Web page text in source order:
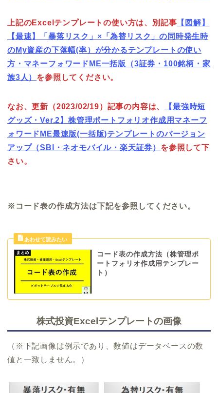
上記のExcelテンプレートの使い方は、別記事 【図解】
【最速】「暴落リスク」×「為替リスク」の同時発生時
のMy資産の下落幅(率）が分かるテンプレートの使い
方・マネーフォワードME一括版（3証券・100銘柄・家
族3人） を参照してください。
なお、更新（2023/02/19）記事の内容は、
【最強時短
グッズ・Ver.2】株管理ポートフォリオ作成用マネーフ
ォワードME最速版(一括版)テンプレートのバージョン
アップ（SBI・ネオモバイル・楽天証券） を参照して下
さい。
※コード表の作成方法は下記を参照してください。
コード表の作成方法（株管理ポ
ートフォリオ作成用テンプレー
ト）
株式投資Excelテンプレートの画像
（※下記画像は例示であり、数値はデータベースの数
値と一致しません。）